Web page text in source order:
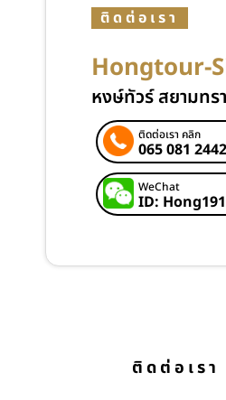
ติดต่อเรา
Hongtour-
หงษ์ทัวร์ สยามทร
ติดต่อเรา คลิก
065 081 2442
WeChat
ID:
ติดต่อเรา